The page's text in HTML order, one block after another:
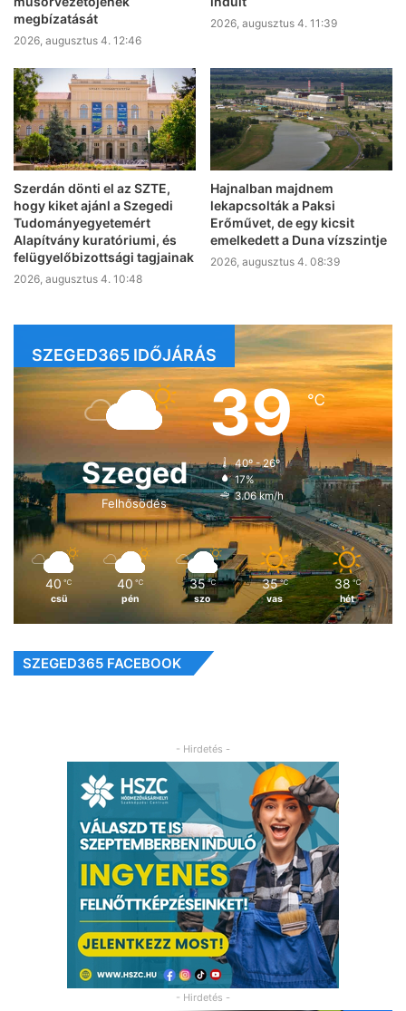
megbízatását
2026, augusztus 4. 12:46
2026, augusztus 4. 11:39
Szerdán dönti el az SZTE,
hogy kiket ajánl a Szegedi
Tudományegyetemért
Alapítvány kuratóriumi, és
felügyelőbizottsági tagjainak
2026, augusztus 4. 10:48
Hajnalban majdnem
lekapcsolták a Paksi
Erőművet, de egy kicsit
emelkedett a Duna vízszintje
2026, augusztus 4. 08:39
SZEGED365 IDŐJÁRÁS
Szeged
Felhősödés
39℃
40º - 26º
17%
3.06 km/h
40 ℃
csü
40 ℃
pén
35 ℃
szo
35 ℃
vas
38 ℃
hét
SZEGED365 FACEBOOK
- Hirdetés -
- Hirdetés -